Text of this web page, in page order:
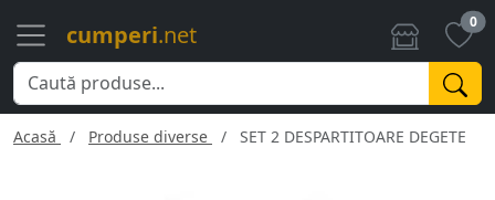
cumperi.net 0
Acasă Produse diverse SET 2 DESPARTITOARE DEGETE